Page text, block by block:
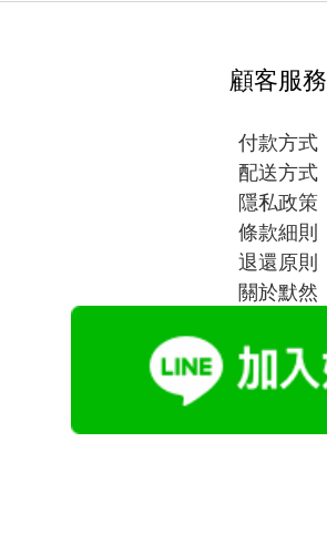
顧客服務
付款方式
配送方式
隱私政策
條款細則
退還原則
關於默然